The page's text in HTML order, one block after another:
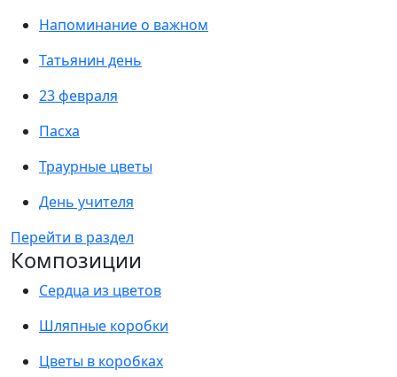
Напоминание о важном
Татьянин день
23 февраля
Пасха
Траурные цветы
День учителя
Перейти в раздел
Композиции
Сердца из цветов
Шляпные коробки
Цветы в коробках